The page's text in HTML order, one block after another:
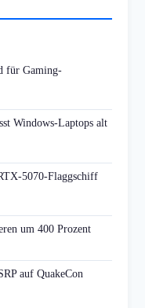
für Gaming-
Windows-Laptops alt
5070-Flaggschiff
um 400 Prozent
auf QuakeCon